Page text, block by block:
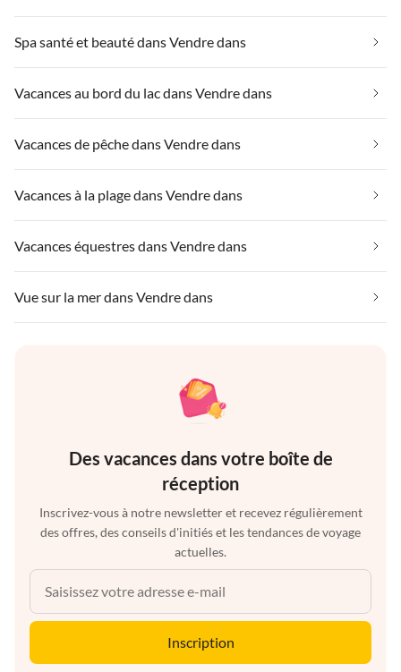
Spa santé et beauté dans Vendre dans
Vacances au bord du lac dans Vendre dans
Vacances de pêche dans Vendre dans
Vacances à la plage dans Vendre dans
Vacances équestres dans Vendre dans
Vue sur la mer dans Vendre dans
Des vacances dans votre boîte de
réception
Inscrivez-vous à notre newsletter et recevez régulièrement
des offres, des conseils d'initiés et les tendances de voyage
actuelles.
Inscription